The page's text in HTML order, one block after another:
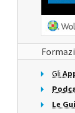
Gli
Le